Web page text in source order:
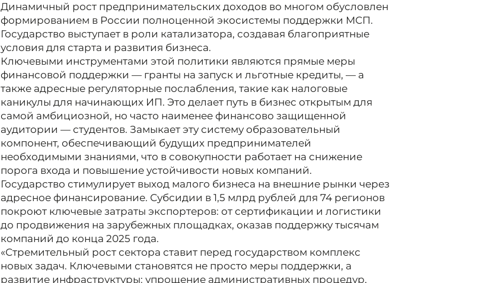
Динамичный рост предпринимательских доходов во многом обусловлен
формированием в России полноценной экосистемы поддержки МСП.
Государство выступает в роли катализатора, создавая благоприятные
условия для старта и развития бизнеса.
Ключевыми инструментами этой политики являются прямые меры
финансовой поддержки — гранты на запуск и льготные кредиты, — а
также адресные регуляторные послабления, такие как налоговые
каникулы для начинающих ИП. Это делает путь в бизнес открытым для
самой амбициозной, но часто наименее финансово защищенной
аудитории — студентов. Замыкает эту систему образовательный
компонент, обеспечивающий будущих предпринимателей
необходимыми знаниями, что в совокупности работает на снижение
порога входа и повышение устойчивости новых компаний.
Государство стимулирует выход малого бизнеса на внешние рынки через
адресное финансирование. Субсидии в 1,5 млрд рублей для 74 регионов
покроют ключевые затраты экспортеров: от сертификации и логистики
до продвижения на зарубежных площадках, оказав поддержку тысячам
компаний до конца 2025 года.
«Стремительный рост сектора ставит перед государством комплекс
новых задач. Ключевыми становятся не просто меры поддержки, а
развитие инфраструктуры: упрощение административных процедур,